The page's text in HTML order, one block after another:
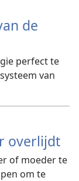
de
perfect te
van
overlijdt
of moeder te
om te